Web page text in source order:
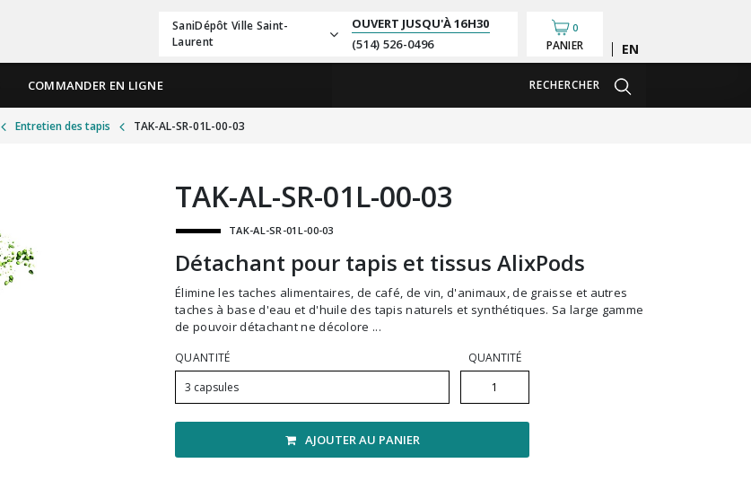
SaniDépôt Ville Saint-
Laurent
OUVERT JUSQU'À16H30
(514) 526-0496
0
PANIER English
COMMANDER EN LIGNE RECHERCHER
Entretien des tapis TAK-AL-SR-01L-00-03
TAK-AL-SR-01L-00-03
TAK-AL-SR-01L-00-03
Détachant pour tapis et tissus AlixPods
Élimine les taches alimentaires, de café, de vin, d'animaux, de graisse et autres
taches à base d'eau et d'huile des tapis naturels et synthétiques. Sa large gamme
de pouvoir détachant ne décolore ...
QUANTITÉ
3 capsules
QUANTITÉ
AJOUTER AU PANIER